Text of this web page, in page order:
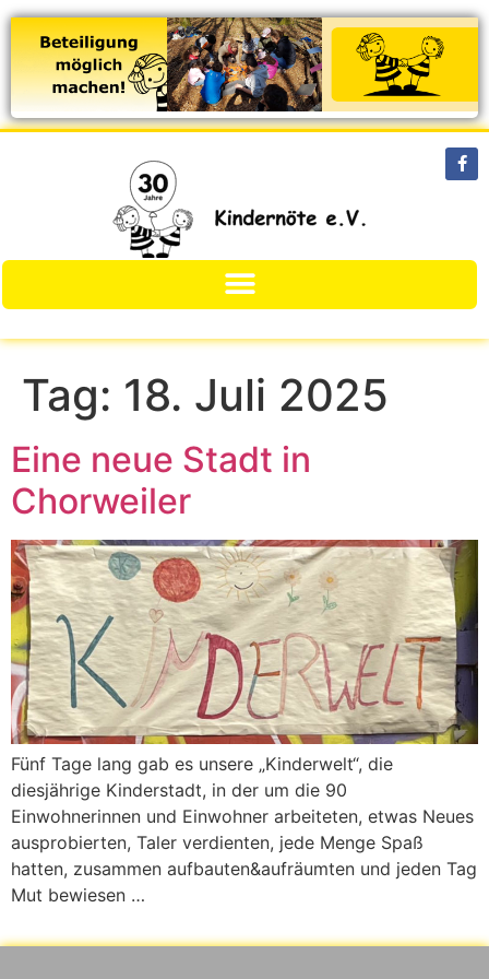
Tag: 18. Juli 2025
Eine neue Stadt in
Chorweiler
Fünf Tage lang gab es unsere „Kinderwelt“, die
diesjährige Kinderstadt, in der um die 90
Einwohnerinnen und Einwohner arbeiteten, etwas Neues
ausprobierten, Taler verdienten, jede Menge Spaß
hatten, zusammen aufbauten&aufräumten und jeden Tag
Mut bewiesen …